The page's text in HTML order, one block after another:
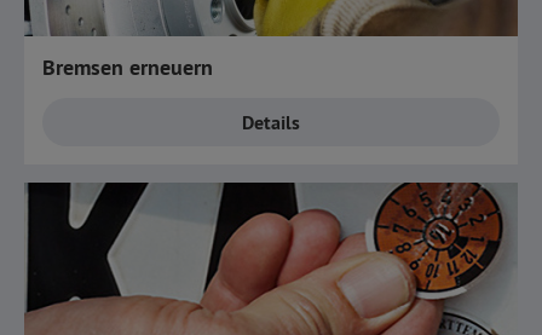
Bremsen erneuern
Details